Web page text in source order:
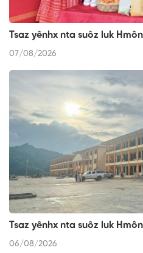
Tsaz yênhx nta suôz luk
07/08/2026
Tsaz yênhx nta suôz luk
06/08/2026